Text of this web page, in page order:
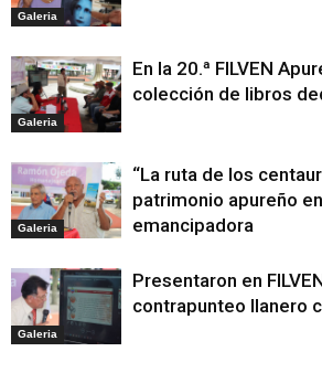
Galeria
Galeria
En la 20.ª FILVEN
colección de libros
Galeria
“La ruta de los
patrimonio apureño
emancipadora
Galeria
Presentaron en
contrapunteo llanero